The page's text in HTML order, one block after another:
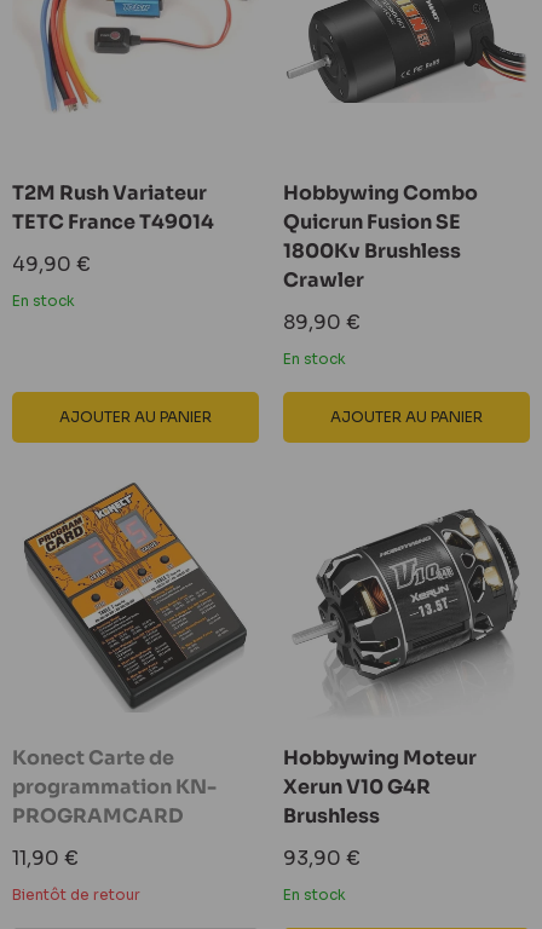
T2M Rush Variateur
TETC France T49014
Prix
réduit
49,90 €
En stock
AJOUTER AU PANIER
Hobbywing Combo
Quicrun Fusion SE
1800Kv Brushless
Crawler
Prix
réduit
89,90 €
En stock
AJOUTER AU PANIER
Konect Carte de
programmation KN-
PROGRAMCARD
Prix
réduit
11,90 €
Bientôt de retour
Hobbywing Moteur
Xerun V10 G4R
Brushless
Prix
réduit
93,90 €
En stock